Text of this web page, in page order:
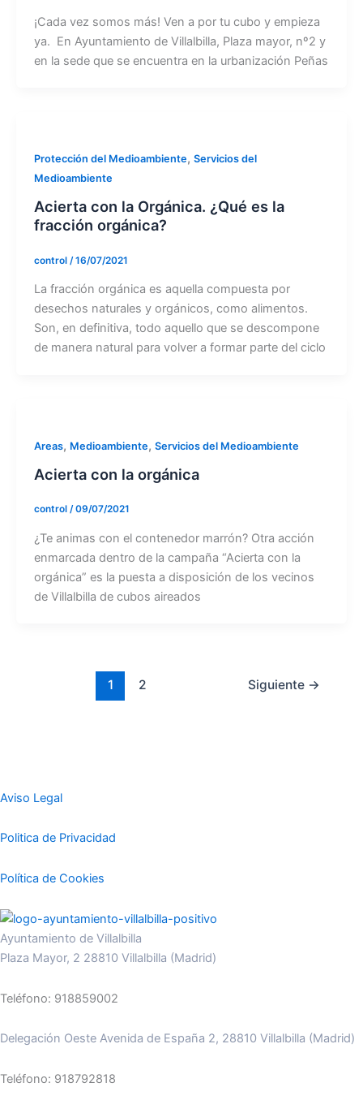
¡Cada vez somos más! Ven a por tu cubo y empieza
ya. En Ayuntamiento de Villalbilla, Plaza mayor, nº2 y
en la sede que se encuentra en la urbanización Peñas
Protección del Medioambiente, Servicios del
Medioambiente
Acierta con la Orgánica. ¿Qué es la
fracción orgánica?
control /16/07/2021
La fracción orgánica es aquella compuesta por
desechos naturales y orgánicos, como alimentos.
Son, en definitiva, todo aquello que se descompone
de manera natural para volver a formar parte del ciclo
Areas, Medioambiente, Servicios del Medioambiente
Acierta con la orgánica
control /09/07/2021
¿Te animas con el contenedor marrón? Otra acción
enmarcada dentro de la campaña “Acierta con la
orgánica” es la puesta a disposición de los vecinos
de Villalbilla de cubos aireados
1 2 Siguiente →
Aviso Legal
Politica de Privacidad
Política de Cookies
Ayuntamiento de Villalbilla
Plaza Mayor, 2 28810 Villalbilla (Madrid)
Teléfono: 918859002
Delegación Oeste Avenida de España 2, 28810 Villalbilla (Madrid)
Teléfono: 918792818